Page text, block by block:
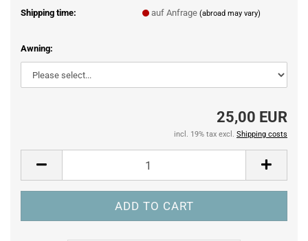
Shipping time:
auf Anfrage (abroad may vary)
Awning:
25,00 EUR
incl. 19% tax excl. Shipping costs